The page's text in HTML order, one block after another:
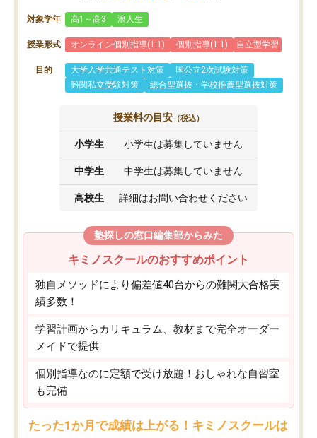
対象学年 高1～高3 浪人生
授業形式 オンライン個別指導(1:1) 個別指導(1:1) 自立型学習
目的 大学入学共通テスト対策
国公立2次試験対策
難関私立受験対策
総合型選抜・学校推薦型選抜対策
授業料の目安 （税込）
小学生 小学生は募集していません
中学生 中学生は募集していません
高校生 詳細はお問い合わせください
塾探しの窓口編集部からみた
キミノスクールのおすすめポイント
独自メソッドにより偏差値40台からの難関大合格実
績多数！
学習計画からカリキュラム、教材まで完全オーダー
メイドで提供
個別指導なのに定額で受け放題！おしゃれな自習室
も完備
たった1か月で成績は上がる！キミノスクールは